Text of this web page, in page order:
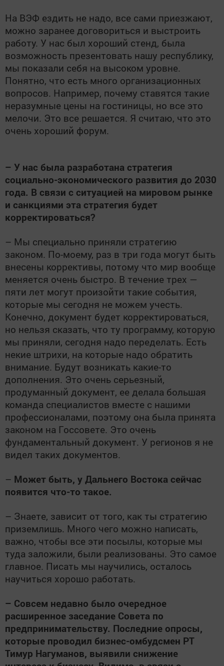
На ВЭФ ездить не надо, все сами приезжают,
можно заранее договориться и выстроить
работу. У нас был хороший стенд, была
возможность презентовать нашу республику,
мы показали себя на высоком уровне.
Понятно, что есть много организационных
вопросов. Например, почему ставятся такие
неразумные цены на гостиницы, но все это
мелочи. Это все решается. Я считаю, что это
очень хороший форум.
– У нас была разработана стратегия
социально-экономического развития до 2030
года. В связи с ситуацией на мировом рынке
и санкциями эта стратегия будет
корректироваться?
– Мы специально приняли стратегию
законом. По-моему, раз в три года могут быть
внесены коррективы, потому что мир вообще
меняется очень быстро. В течение трех —
пяти лет могут произойти такие события,
которые мы сегодня не можем учесть.
Конечно, документ будет корректироваться,
но нельзя сказать, что ту программу, которую
мы приняли, сегодня надо переделать. Есть
некие штрихи, на которые надо обратить
внимание. Будут возникать какие-то
дополнения. Это очень серьезный,
продуманный документ, ее делала большая
команда специалистов вместе с нашими
профессионалами, поэтому она была принята
законом на Госсовете. Это очень
фундаментальный документ. У регионов я не
видел таких документов.
– Может быть, у Дальнего Востока сейчас
появится что-то такое.
– Знаете, зависит от того, как ты стратегию
приземлишь. Много чего можно написать,
важно, чтобы все эти посылы, которые мы
туда заложили, были реализованы. Это самое
главное. Писать мы научились, осталось
научиться хорошо работать.
– Совсем недавно было очередное
расширенное заседание Совета по
предпринимательству. Последние опросы,
которые проводил бизнес-омбудсмен РТ
Тимур Нагуманов, выявили снижение